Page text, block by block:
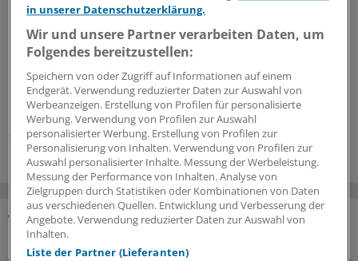
MVZ-Strukturen gelten häufig als Erfolgsmodell gegen
den Ärztemangel. Warum sie in der Dermatologie
mittlerweile Standard sind und wie ein regionales
Gesundheitszentrum in Niedersachsen die Versorgung
auf dem Land sichert, zeigte ein Panel auf dem
Hauptstadtkongress.
26.06.2026
DAS KÖNNTE SIE AUCH INTERESSIEREN
in unserer Datenschutzerklärung.
Wir und unsere Partner verarbeiten Daten, um
Folgendes bereitzustellen:
Speichern von oder Zugriff auf Informationen auf einem
Endgerät. Verwendung reduzierter Daten zur Auswahl von
Werbeanzeigen. Erstellung von Profilen für personalisierte
Werbung. Verwendung von Profilen zur Auswahl
personalisierter Werbung. Erstellung von Profilen zur
Personalisierung von Inhalten. Verwendung von Profilen zur
Auswahl personalisierter Inhalte. Messung der Werbeleistung.
Messung der Performance von Inhalten. Analyse von
Zielgruppen durch Statistiken oder Kombinationen von Daten
aus verschiedenen Quellen. Entwicklung und Verbesserung der
Angebote. Verwendung reduzierter Daten zur Auswahl von
Inhalten.
Liste der Partner (Lieferanten)